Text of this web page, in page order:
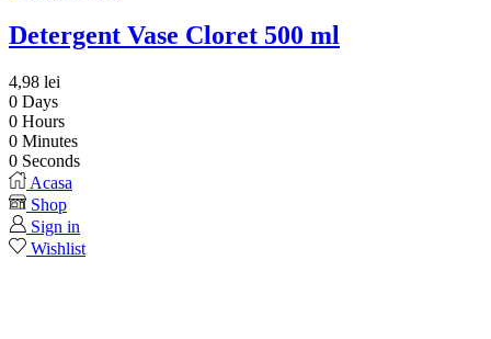
Detergent Vase Cloret 500 ml
4,98 lei
0 Days
0 Hours
0 Minutes
0 Seconds
Acasa
Shop
Sign in
Wishlist